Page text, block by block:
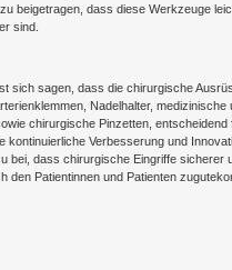
beigetragen, dass diese Werkzeuge
sind.
sich sagen, dass die chirurgische
Nadelhalter, medizinische
chirurgische Pinzetten, entscheidend
kontinuierliche Verbesserung und
bei, dass chirurgische Eingriffe sicherer
den Patientinnen und Patienten